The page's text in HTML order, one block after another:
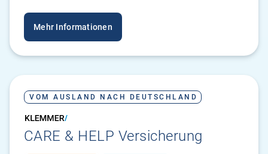
Mehr Informationen
VOM AUSLAND NACH DEUTSCHLAND
CARE & HELP Versicherung